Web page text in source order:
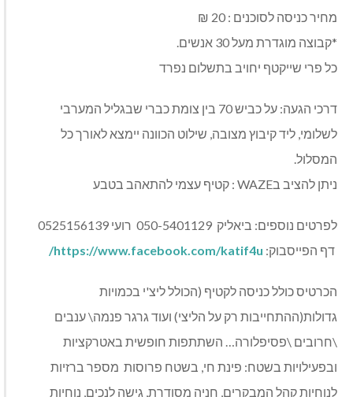
מחיר כניסה לסוכנים : 20 ₪
*קבוצה מוגדרת מעל 30 אנשים.
כל פרי שייקטף יחויב בתשלום נפרד
דרכי הגעה: על כביש 70 בין צומת כברי שבגליל המערבי
לשלומי, ליד קיבוץ מצובה, שילוט הכוונה יימצא לאורך כל
המסלול.
ניתן להציב בWAZE : קטיף עצמי להתאהב בטבע
לפרטים נוספים: ביאליק 050-5401129 רועי 0525156139
דף הפייסבוק: https://www.facebook.com/katif4u
/
הכרטיס כולל כניסה לקטיף (הכולל ליצ'י בכמויות
גדולות(ההתחייבות רק על הליצי) ועוד גרגר פנמה\ ענבים
\חרובים \פסיפלורה… השתתפות חופשית באטרקציות
ובפעילויות בשטח: פינת חי, בשטח פרוסות מספר ברזיות
לנוחיות קהל המבקרים, חניה מסודרת, גישה לנכים, נוחיות